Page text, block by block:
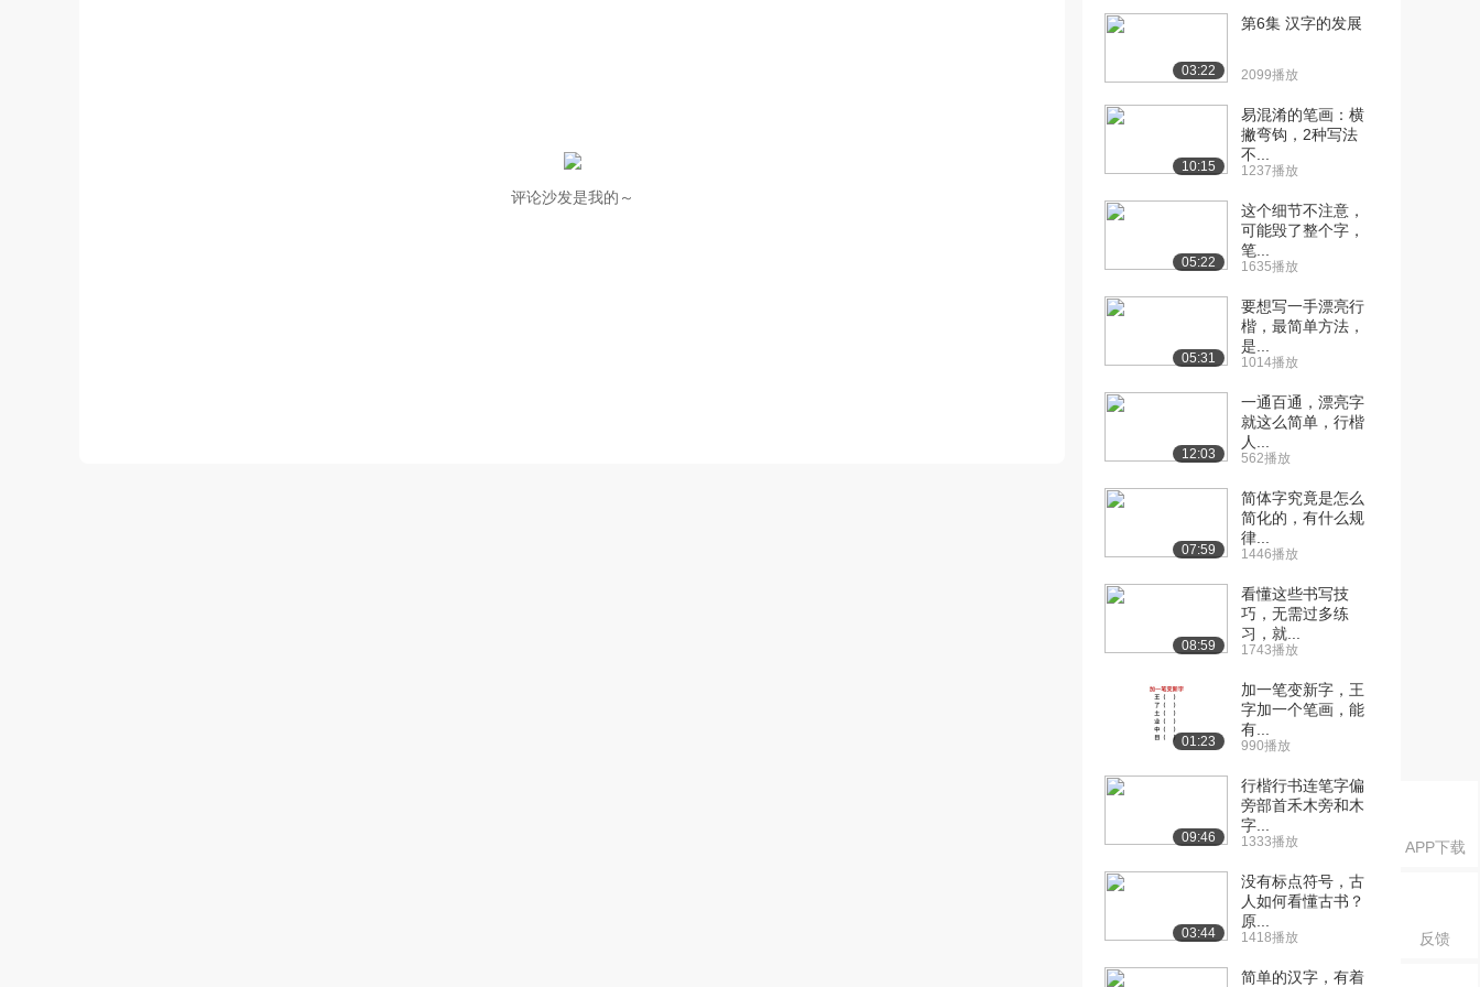
APP下载
反馈
评论沙发是我的～
[10] 汉字中寓含的传统文
化信息解读――居...
8.3万播放
17:15
[11] 汉字中寓含的传统文
17:20
[12] 汉字中寓含的传统文
17:09
[13] 汉字中寓含的传统文
15:11
[14] 汉字中寓含的传统文
化信息解读――婚...
化信息解读――婚...
[16] 汉字中寓含的传统文
化信息解读――祭...
[17] 汉字中寓含的传统文
4212播放
[18] 汉字中寓含的传统文
4008播放
[19] 汉字的形体演变与国
7.8万播放
[20] 汉字的形体演变与国
学文献阅读（中）
03:22
第6集 汉字的发展
2099播放
10:15
易混淆的笔画：横
撇弯钩，2种写法
不...
1237播放
05:22
这个细节不注意，
可能毁了整个字，
笔...
1635播放
05:31
要想写一手漂亮行
楷，最简单方法，
是...
1014播放
12:03
一通百通，漂亮字
就这么简单，行楷
人...
562播放
07:59
简体字究竟是怎么
简化的，有什么规
律...
1446播放
08:59
看懂这些书写技
巧，无需过多练
习，就...
1743播放
01:23
加一笔变新字，王
字加一个笔画，能
有...
990播放
09:46
行楷行书连笔字偏
旁部首禾木旁和木
字...
1333播放
03:44
没有标点符号，古
人如何看懂古书？
原...
1418播放
简单的汉字，有着